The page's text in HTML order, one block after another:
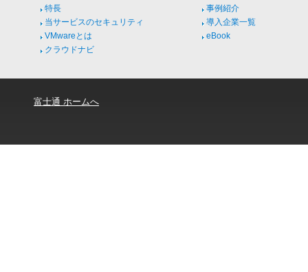
特長
当サービスのセキュリティ
VMwareとは
クラウドナビ
事例紹介
導入企業一覧
eBook
富士通 ホームへ